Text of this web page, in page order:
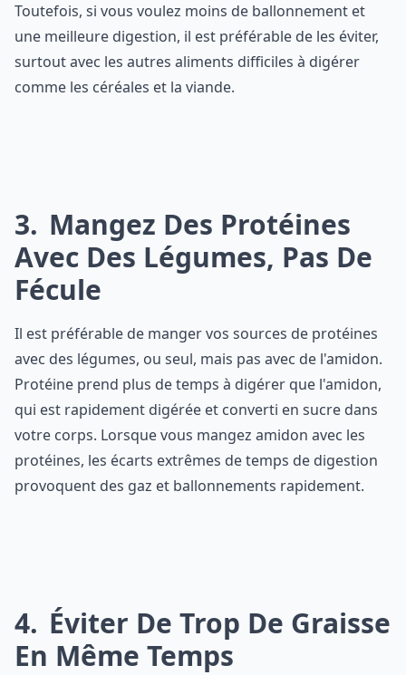
Toutefois, si vous voulez moins de ballonnement et
une meilleure digestion, il est préférable de les éviter,
surtout avec les autres aliments difficiles à digérer
comme les céréales et la viande.
3 Mangez Des Protéines
Avec Des Légumes, Pas De
Fécule
Il est préférable de manger vos sources de protéines
avec des légumes, ou seul, mais pas avec de l'amidon.
Protéine prend plus de temps à digérer que l'amidon,
qui est rapidement digérée et converti en sucre dans
votre corps. Lorsque vous mangez amidon avec les
protéines, les écarts extrêmes de temps de digestion
provoquent des gaz et ballonnements rapidement.
4 Éviter De Trop De Graisse
En Même Temps